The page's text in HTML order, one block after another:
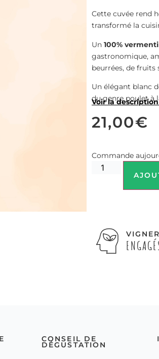
Cette cuvée rend
transformé la
Un 100%
gastronomique,
beurrées, de fruits
Un élégant blanc
du genre poulet à
Voir la
21,00€
Commande
CONSEIL DE
DÉGUSTATION